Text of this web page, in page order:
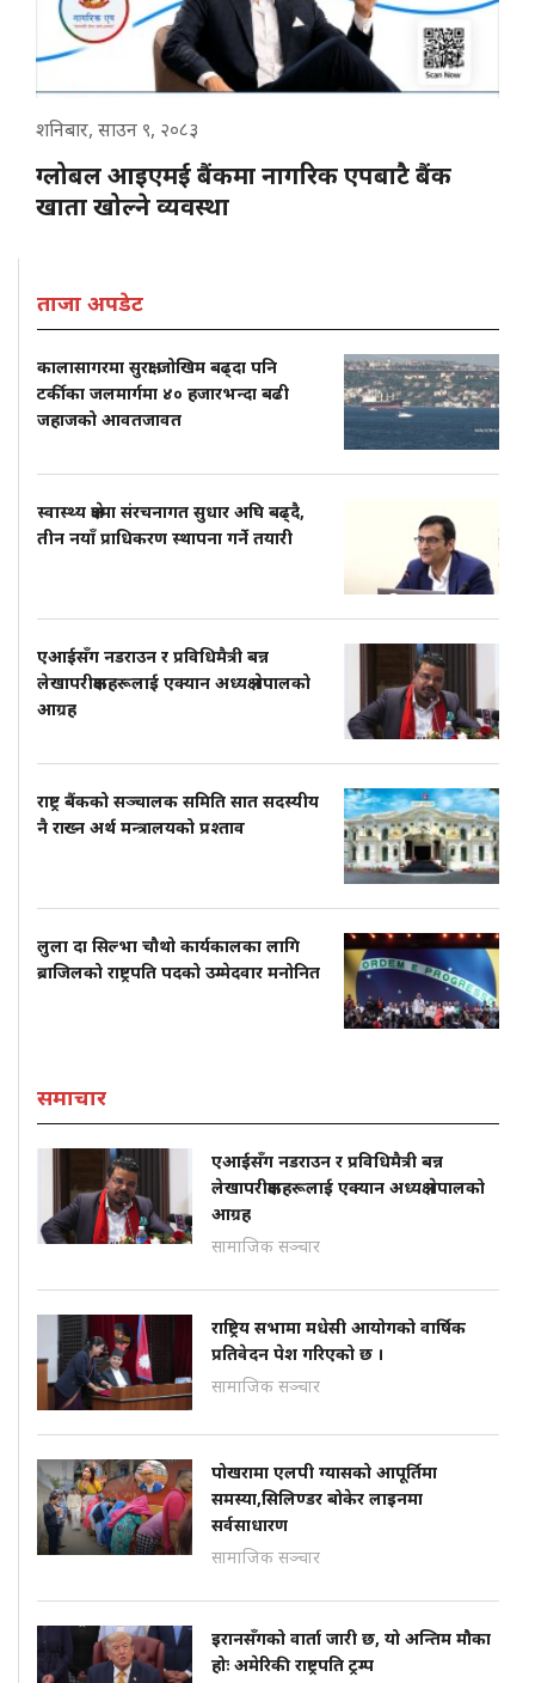
शनिबार, साउन ९, २०८३
ग्लोबल आइएमई बैंकमा नागरिक एपबाटै बैंक
खाता खोल्ने व्यवस्था
ताजा अपडेट
कालासागरमा सुरक्षा जोखिम बढ्दा पनि
टर्कीका जलमार्गमा ४० हजारभन्दा बढी
जहाजको आवतजावत
स्वास्थ्य क्षेत्रमा संरचनागत सुधार अघि बढ्दै,
तीन नयाँ प्राधिकरण स्थापना गर्ने तयारी
एआईसँग नडराउन र प्रविधिमैत्री बन्न
लेखापरीक्षकहरूलाई एक्यान अध्यक्ष नेपालको
आग्रह
राष्ट्र बैंकको सञ्चालक समिति सात सदस्यीय
नै राख्न अर्थ मन्त्रालयको प्रश्ताव
लुला दा सिल्भा चौथो कार्यकालका लागि
ब्राजिलको राष्ट्रपति पदको उम्मेदवार मनोनित
समाचार
एआईसँग नडराउन र प्रविधिमैत्री बन्न
लेखापरीक्षकहरूलाई एक्यान अध्यक्ष नेपालको
आग्रह
सामाजिक सञ्चार
राष्ट्रिय सभामा मधेसी आयोगको वार्षिक
प्रतिवेदन पेश गरिएको छ ।
सामाजिक सञ्चार
पोखरामा एलपी ग्यासको आपूर्तिमा
समस्या,सिलिण्डर बोकेर लाइनमा
सर्वसाधारण
सामाजिक सञ्चार
इरानसँगको वार्ता जारी छ, यो अन्तिम मौका
होः अमेरिकी राष्ट्रपति ट्रम्प